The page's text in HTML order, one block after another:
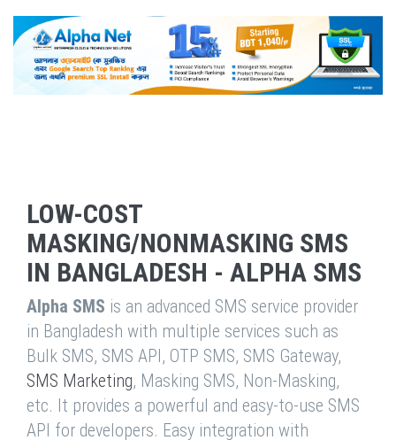
LOW-COST
MASKING/NONMASKING SMS
IN BANGLADESH - ALPHA SMS
Alpha SMS is an advanced SMS service provider
in Bangladesh with multiple services such as
Bulk SMS, SMS API, OTP SMS, SMS Gateway,
SMS Marketing, Masking SMS, Non-Masking,
etc. It provides a powerful and easy-to-use SMS
API for developers. Easy integration with